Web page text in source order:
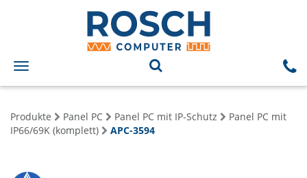
Toggle
navigation
Produkte Panel PC Panel PC mit IP-Schutz
Panel PC mit
IP66/69K (komplett)
APC-3594